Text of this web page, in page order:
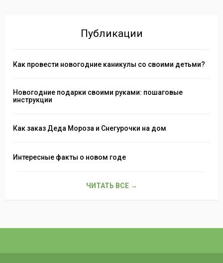
Публикации
Как провести новогодние каникулы со своими детьми?
Новогодние подарки своими руками: пошаговые
инструкции
Как заказ Деда Мороза и Снегурочки на дом
Интересные факты о новом годе
ЧИТАТЬ ВСЕ →